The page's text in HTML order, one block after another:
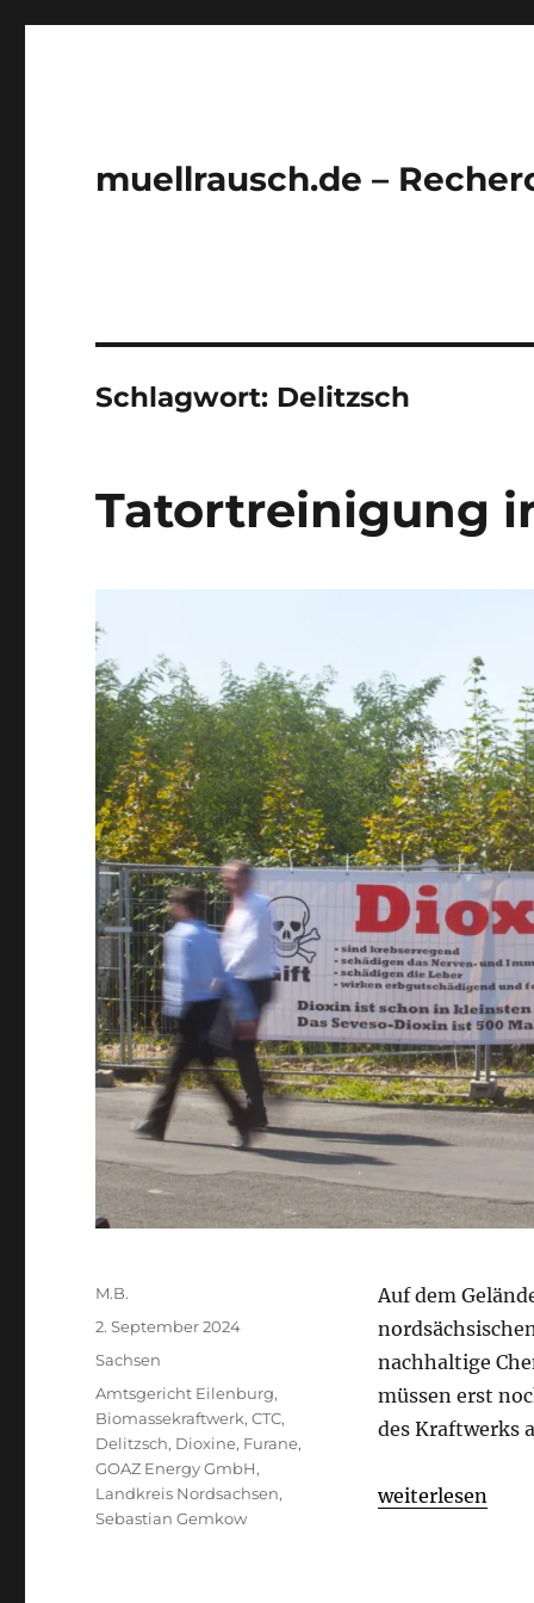
muellrausch.de –
Schlagwort: Delitzsch
Tatortreinigung
Auf dem
nachhaltige
müssen erst
des Kraftwerks
weiterlesen
Autor
M.B.
Veröffentlicht
2. September 2024
Kategorien
Sachsen
Schlagwörter
Amtsgericht Eilenburg,
Biomassekraftwerk,CTC,
Delitzsch, Dioxine, Furane,
GOAZ Energy GmbH,
Landkreis Nordsachsen,
Sebastian Gemkow